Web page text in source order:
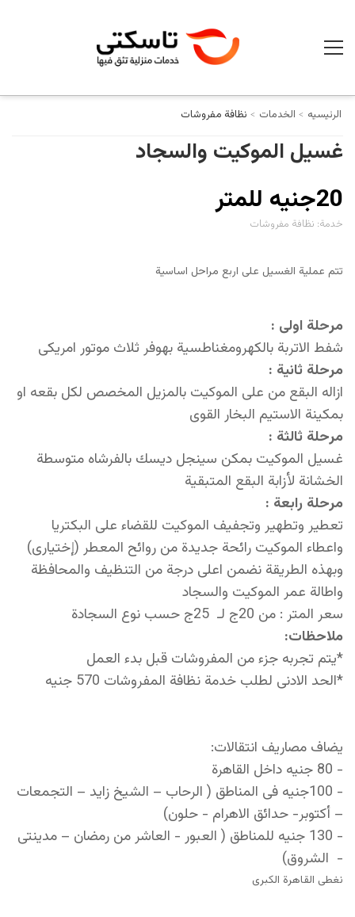
الرئيسيه الخدمات نظافة مفروشات
غسيل الموكيت والسجاد
20جنيه للمتر
خدمة: نظافة مفروشات
تتم عملية الغسيل على اربع مراحل اساسية
مرحلة اولى :
شفط الاتربة بالكهرومغناطسية بهوفر ثلاث موتور امريكى
مرحلة ثانية :
ازاله البقع من على الموكيت بالمزيل المخصص لكل بقعه او
بمكينة الاستيم البخار القوى
مرحلة ثالثة :
غسيل الموكيت بمكن سينجل ديسك بالفرشاه متوسطة
الخشانة لأزابة البقع المتبقية
مرحلة رابعة :
تعطير وتطهير وتجفيف الموكيت للقضاء على البكتريا
واعطاء الموكيت رائحة جديدة من روائح المعطر (إختيارى)
وبهذه الطريقة نضمن اعلى درجة من التنظيف والمحافظة
واطالة عمر الموكيت والسجاد
سعر المتر : من 20ج لـ 25ج حسب نوع السجادة
ملاحظات:
*يتم تجربه جزء من المفروشات قبل بدء العمل
*الحد الادنى لطلب خدمة نظافة المفروشات 570 جنيه
يضاف مصاريف انتقالات:
- 80 جنيه داخل القاهرة
- 100جنيه فى المناطق ( الرحاب – الشيخ زايد – التجمعات
– أكتوبر- حدائق الاهرام - حلون)
- 130 جنيه للمناطق ( العبور - العاشر من رمضان – مدينتى
- الشروق)
نغطى القاهرة الكبرى